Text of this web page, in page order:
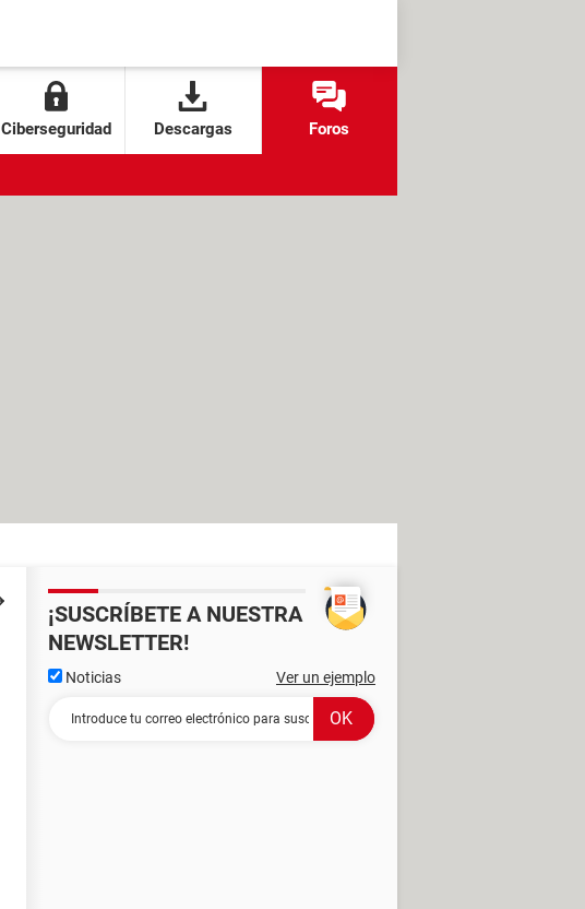
Ciberseguridad Descargas Foros
¡SUSCRÍBETE A NUESTRA
NEWSLETTER!
Noticias Ver un ejemplo